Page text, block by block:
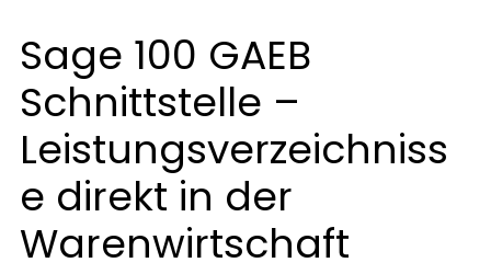
Sage 100 GAEB
Schnittstelle –
Leistungsverzeichniss
e direkt in der
Warenwirtschaft